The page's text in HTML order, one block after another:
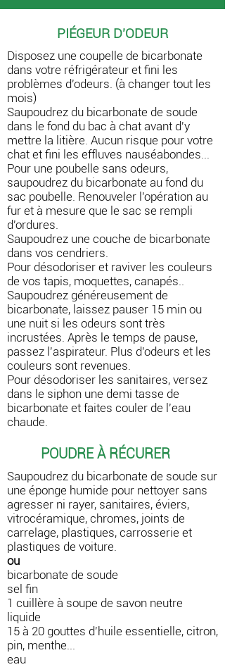
PIÉGEUR D'ODEUR
Disposez une coupelle de bicarbonate
dans votre réfrigérateur et fini les
problèmes d'odeurs. (à changer tout les
mois)
Saupoudrez du bicarbonate de soude
dans le fond du bac à chat avant d'y
mettre la litière. Aucun risque pour votre
chat et fini les effluves nauséabondes...
Pour une poubelle sans odeurs,
saupoudrez du bicarbonate au fond du
sac poubelle. Renouveler l'opération au
fur et à mesure que le sac se rempli
d'ordures.
Saupoudrez une couche de bicarbonate
dans vos cendriers.
Pour désodoriser et raviver les couleurs
de vos tapis, moquettes, canapés..
Saupoudrez généreusement de
bicarbonate, laissez pauser 15 min ou
une nuit si les odeurs sont très
incrustées. Après le temps de pause,
passez l'aspirateur. Plus d'odeurs et les
couleurs sont revenues.
Pour désodoriser les sanitaires, versez
dans le siphon une demi tasse de
bicarbonate et faites couler de l'eau
chaude.
POUDRE À RÉCURER
Saupoudrez du bicarbonate de soude sur
une éponge humide pour nettoyer sans
agresser ni rayer, sanitaires, éviers,
vitrocéramique, chromes, joints de
carrelage, plastiques, carrosserie et
plastiques de voiture.
ou
bicarbonate de soude
sel fin
1 cuillère à soupe de savon neutre
liquide
15 à 20 gouttes d'huile essentielle, citron,
pin, menthe...
eau